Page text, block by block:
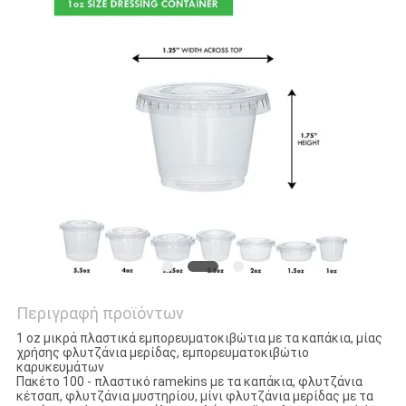
Περιγραφή προϊόντων
1 oz μικρά πλαστικά εμπορευματοκιβώτια με τα καπάκια, μίας
χρήσης φλυτζάνια μερίδας, εμπορευματοκιβώτιο
καρυκευμάτων
Πακέτο 100 - πλαστικό ramekins με τα καπάκια, φλυτζάνια
κέτσαπ, φλυτζάνια μυστηρίου, μίνι φλυτζάνια μερίδας με τα